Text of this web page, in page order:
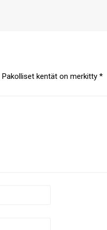
Pakolliset kentät on merkitty *